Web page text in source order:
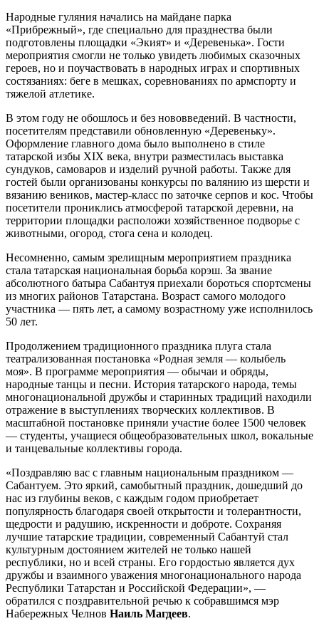
Народные гуляния начались на майдане парка
«Прибрежный», где специально для празднества были
подготовлены площадки «Экият» и «Деревенька». Гости
мероприятия смогли не только увидеть любимых сказочных
героев, но и поучаствовать в народных играх и спортивных
состязаниях: беге в мешках, соревнованиях по армспорту и
тяжелой атлетике.
В этом году не обошлось и без нововведений. В частности,
посетителям представили обновленную «Деревеньку».
Оформление главного дома было выполнено в стиле
татарской избы XIX века, внутри разместилась выставка
сундуков, самоваров и изделий ручной работы. Также для
гостей были организованы конкурсы по валянию из шерсти и
вязанию веников, мастер-класс по заточке серпов и кос. Чтобы
посетители прониклись атмосферой татарской деревни, на
территории площадки расположи хозяйственное подворье с
животными, огород, стога сена и колодец.
Несомненно, самым зрелищным мероприятием праздника
стала татарская национальная борьба корэш. За звание
абсолютного батыра Сабантуя приехали бороться спортсмены
из многих районов Татарстана. Возраст самого молодого
участника — пять лет, а самому возрастному уже исполнилось
50 лет.
Продолжением традиционного праздника плуга стала
театрализованная постановка «Родная земля — колыбель
моя». В программе мероприятия — обычаи и обряды,
народные танцы и песни. История татарского народа, темы
многонациональной дружбы и старинных традиций находили
отражение в выступлениях творческих коллективов. В
масштабной постановке приняли участие более 1500 человек
— студенты, учащиеся общеобразовательных школ, вокальные
и танцевальные коллективы города.
«Поздравляю вас с главным национальным праздником —
Сабантуем. Это яркий, самобытный праздник, дошедший до
нас из глубины веков, с каждым годом приобретает
популярность благодаря своей открытости и толерантности,
щедрости и радушию, искренности и доброте. Сохраняя
лучшие татарские традиции, современный Сабантуй стал
культурным достоянием жителей не только нашей
республики, но и всей страны. Его гордостью является дух
дружбы и взаимного уважения многонационального народа
Республики Татарстан и Российской Федерации», —
обратился с поздравительной речью к собравшимся мэр
Набережных Челнов Наиль Магдеев.